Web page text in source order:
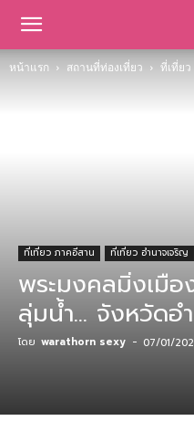
หน้าแรก สถานที่ท่องเที่ยว ที่เที่ย
ที่เที่ยว ภาคอีสาน ที่เที่ยว อำนาจเจริญ
พระมงคลมิ่งเมือ
ลุ่มน้ำ… จังหวัดอ
โดย warathorn sexy - 07/01/